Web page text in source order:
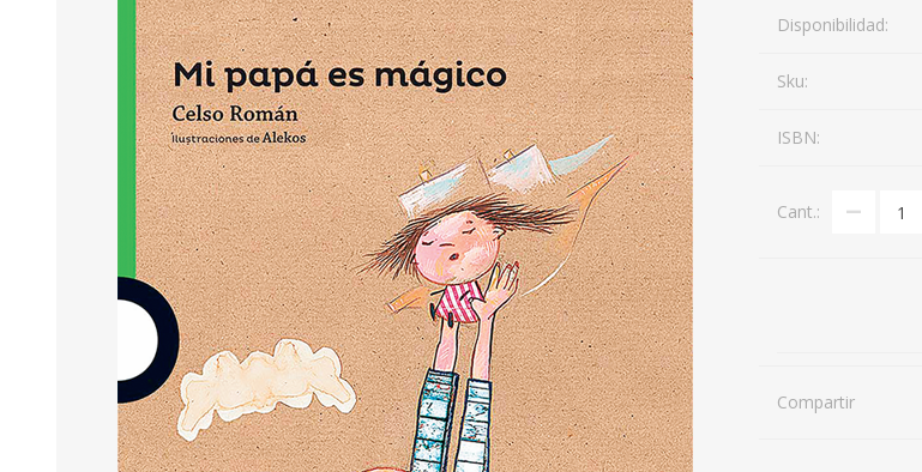
DIGITAL
Disponibilidad:
Sku:
ISBN:
Cant.:
Compartir